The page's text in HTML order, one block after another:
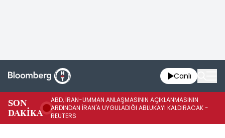
Canlı
SON
DAKİKA
ABD, İRAN-UMMAN ANLAŞMASININ AÇIKLANMASININ
ARDINDAN İRAN'A UYGULADIĞI ABLUKAYI KALDIRACAK -
REUTERS